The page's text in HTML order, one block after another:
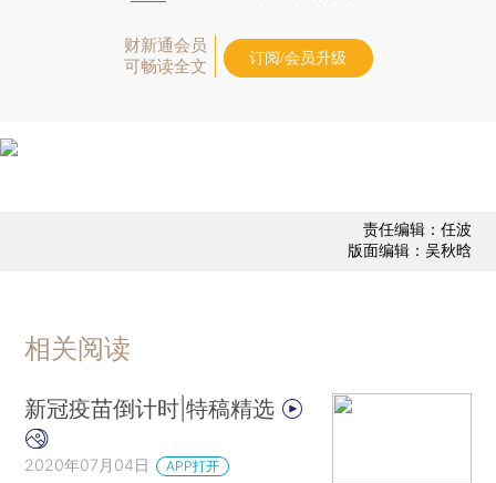
财新通会员
可畅读全文
订阅/会员升级
责任编辑：任波
版面编辑：吴秋晗
相关阅读
新冠疫苗倒计时|特稿精选
2020年07月04日 APP打开